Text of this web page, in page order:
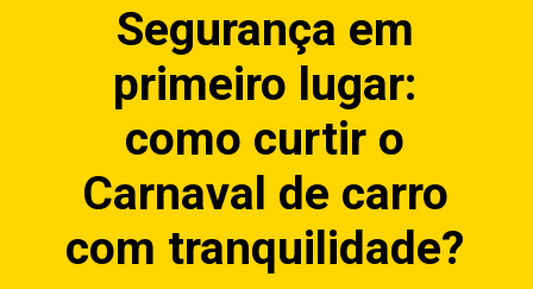
Segurança em
primeiro lugar:
como curtir o
Carnaval de carro
com tranquilidade?